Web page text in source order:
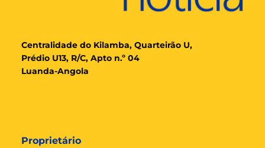
Centralidade do Kilamba, Quarteirão U,
Prédio U13, R/C, Apto n.º 04
Luanda-Angola
Proprietário